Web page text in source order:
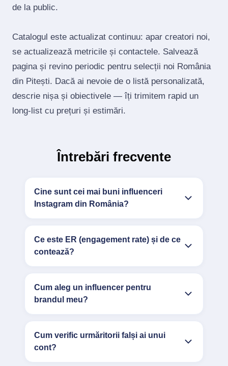
de la public.
Catalogul este actualizat continuu: apar creatori noi,
se actualizează metricile și contactele. Salvează
pagina și revino periodic pentru selecții noi România
din Pitești. Dacă ai nevoie de o listă personalizată,
descrie nișa și obiectivele — îți trimitem rapid un
long‑list cu prețuri și estimări.
Întrebări frecvente
Cine sunt cei mai buni influenceri
Instagram din România?
Ce este ER (engagement rate) și de ce
contează?
Cum aleg un influencer pentru
brandul meu?
Cum verific urmăritorii falși ai unui
cont?